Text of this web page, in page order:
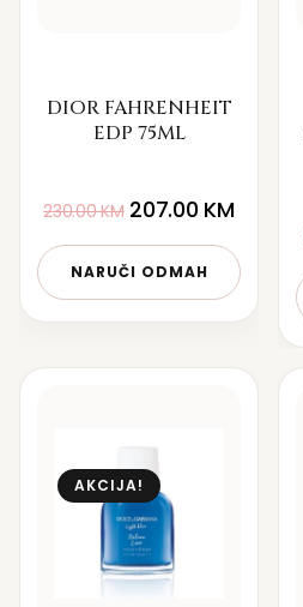
DIOR FAHRENHEIT
EDP 75ML
230.00KM 207.00 KM
NARUČI ODMAH
AKCIJA!